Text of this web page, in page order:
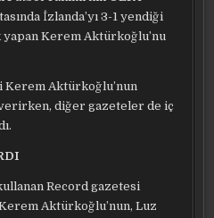
İzlanda’yı 3-1 yendiği
Kerem Aktürkoğlu’nu
Kerem Aktürkoğlu’nun
verirken, diğer gazeteler de iç
Record gazetesi
Aktürkoğlu’nun, Luz